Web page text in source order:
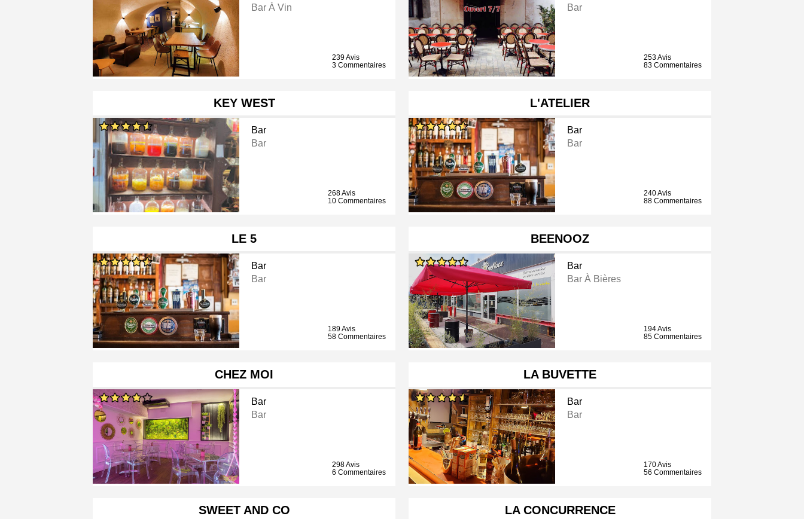
Bar À Vin
239 Avis
3 Commentaires
Bar
253 Avis
83 Commentaires
KEY WEST
Bar
Bar
268 Avis
10 Commentaires
L'ATELIER
Bar
Bar
240 Avis
88 Commentaires
LE 5
Bar
Bar
189 Avis
58 Commentaires
BEENOOZ
Bar
Bar À Bières
194 Avis
85 Commentaires
CHEZ MOI
Bar
Bar
298 Avis
6 Commentaires
LA BUVETTE
Bar
Bar
170 Avis
56 Commentaires
SWEET AND CO LA CONCURRENCE